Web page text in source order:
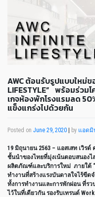
AWC ต้อนรับรูปแบบใหม่ข
LIFESTYLE” พร้อมร่วมโ
เกจห้องพักโรงแรมลด
แข็งแกร่งไปด้วยกัน
Posted on June 29, 2020 | by แอดมิ
19 มิถุนายน2563 – แอสเสท เวิรด์
ชั้นนำของไทยที่มุ่งเน้นตอบสนอง
ผลิตภัณฑ์และบริการใหม่ ภายใต้
ทำงานที่สร้างแรงบันดาลใจไร้ขีด
ทั้งการทำงานและการพักผ่อน ที่รว
ไว้ในที่เดียวกัน รองรับเทรนด์